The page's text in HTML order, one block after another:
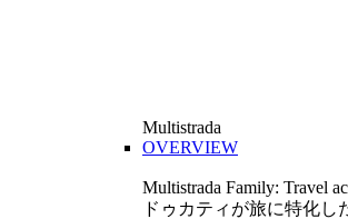
Multistrada
OVERVIEW
Multistrada Family: Travel
ドゥカティが旅に特化し